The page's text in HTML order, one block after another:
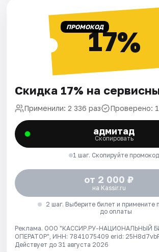
ПРОМОКОД17%
Скидка 17% на
Применили: 2 336 раз Проверено:
адмитад
Скопировать
1 шаг. Скопируйте промокод
от 2 000 ₽
на Kassir.ru
2 шаг. Выберите билет и примените
до оплаты
Реклама. ООО "КАССИР.РУ-НАЦИОНАЛЬНЫЙ
ОПЕРАТОР", ИНН: 7841075409 erid:
Действует до 31 августа 2026